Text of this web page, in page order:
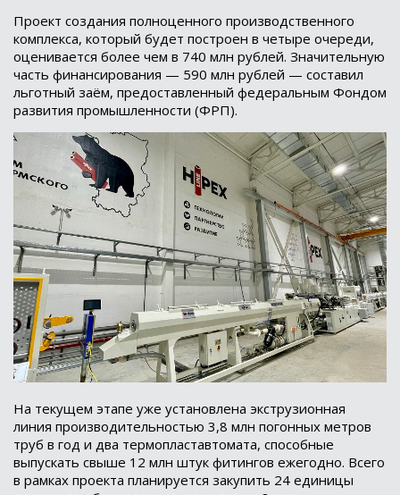
Проект создания полноценного производственного
комплекса, который будет построен в четыре очереди,
оценивается более чем в 740 млн рублей. Значительную
часть финансирования — 590 млн рублей — составил
льготный заём, предоставленный федеральным Фондом
развития промышленности (ФРП).
На текущем этапе уже установлена экструзионная
линия производительностью 3,8 млн погонных метров
труб в год и два термопластавтомата, способные
выпускать свыше 12 млн штук фитингов ежегодно. Всего
в рамках проекта планируется закупить 24 единицы